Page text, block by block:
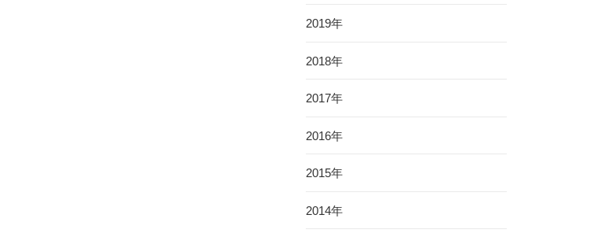
2019年
2018年
2017年
2016年
2015年
2014年